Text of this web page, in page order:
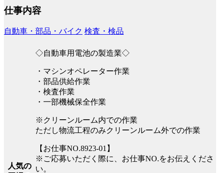
仕事内容
自動車・部品・バイク 検査・検品
人気の
◇自動車用電池の製造業◇
・マシンオペレーター作業
・部品供給作業
・検査作業
・一部機械保全作業
※クリーンルーム内での作業
ただし物流工程のみクリーンルーム外での作業
【お仕事NO.8923-01】
※ご応募いただく際に、お仕事NO.をお伝えくださ
い。